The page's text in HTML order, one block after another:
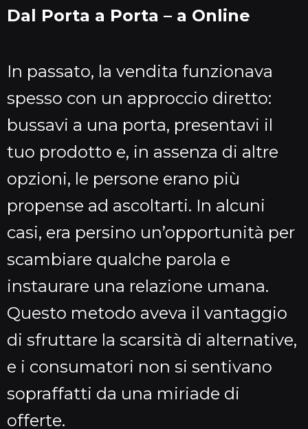
Dal Porta a Porta – a Online
In passato, la vendita funzionava
spesso con un approccio diretto:
bussavi a una porta, presentavi il
tuo prodotto e, in assenza di altre
opzioni, le persone erano più
propense ad ascoltarti. In alcuni
casi, era persino un’opportunità per
scambiare qualche parola e
instaurare una relazione umana.
Questo metodo aveva il vantaggio
di sfruttare la scarsità di alternative,
e i consumatori non si sentivano
sopraffatti da una miriade di
offerte.